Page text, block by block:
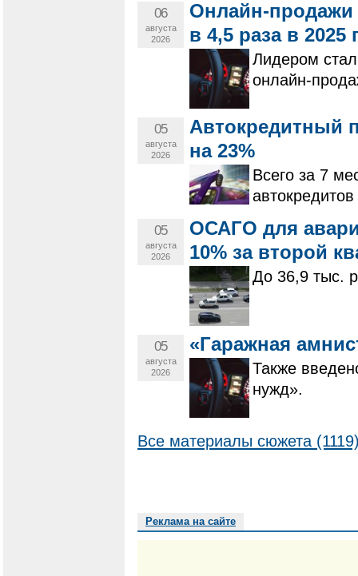
06
августа
2026
Онлайн-
в 4,5 раза в 2025
Лидером
онлайн-
05
августа
2026
Автокредитный
на 23%
Всего за 7
05
августа
2026
ОСАГО для
10% за второй
До 36,9 тыс.
05
августа
2026
«Гаражная
Также
нужд».
Все материалы сюжета
Реклама на сайте